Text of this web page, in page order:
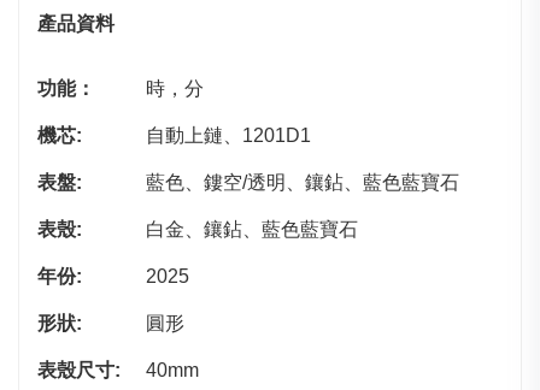
產品資料
功能： 時，分
機芯: 自動上鏈、1201D1
表盤: 藍色、鏤空/透明、鑲鉆、藍色藍寶石
表殼: 白金、鑲鉆、藍色藍寶石
年份: 2025
形狀: 圓形
表殼尺寸: 40mm